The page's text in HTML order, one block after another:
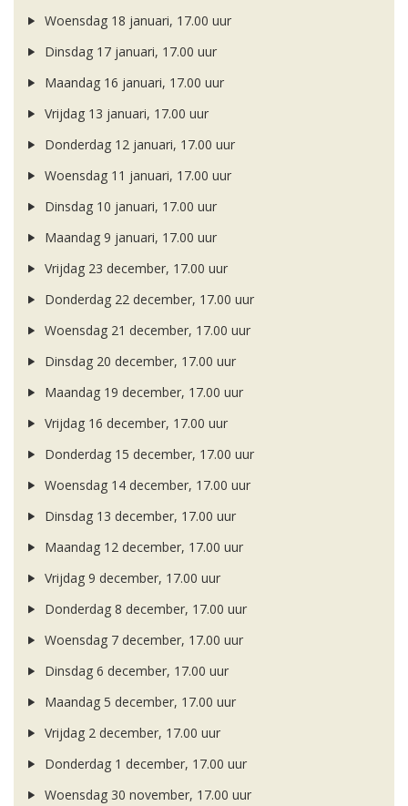
Woensdag 18 januari, 17.00 uur
Dinsdag 17 januari, 17.00 uur
Maandag 16 januari, 17.00 uur
Vrijdag 13 januari, 17.00 uur
Donderdag 12 januari, 17.00 uur
Woensdag 11 januari, 17.00 uur
Dinsdag 10 januari, 17.00 uur
Maandag 9 januari, 17.00 uur
Vrijdag 23 december, 17.00 uur
Donderdag 22 december, 17.00 uur
Woensdag 21 december, 17.00 uur
Dinsdag 20 december, 17.00 uur
Maandag 19 december, 17.00 uur
Vrijdag 16 december, 17.00 uur
Donderdag 15 december, 17.00 uur
Woensdag 14 december, 17.00 uur
Dinsdag 13 december, 17.00 uur
Maandag 12 december, 17.00 uur
Vrijdag 9 december, 17.00 uur
Donderdag 8 december, 17.00 uur
Woensdag 7 december, 17.00 uur
Dinsdag 6 december, 17.00 uur
Maandag 5 december, 17.00 uur
Vrijdag 2 december, 17.00 uur
Donderdag 1 december, 17.00 uur
Woensdag 30 november, 17.00 uur